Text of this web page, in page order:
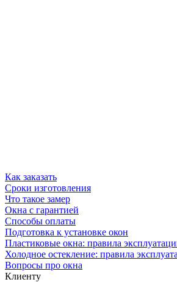
Как заказать
Сроки изготовления
Что такое замер
Окна с гарантией
Способы оплаты
Подготовка к установке окон
Пластиковые окна: правила
Холодное остекление: правила
Вопросы про окна
Клиенту